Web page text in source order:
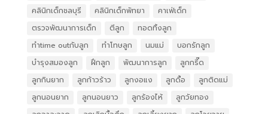
คลินิกเด็กชลบุรี
คลินิกเด็กพัทยา
คาเฟ่เด็ก
ตรวจพัฒนาการเด็ก
ตีลูก
ทอดทิ้งลูก
ทำtime outกับลูก
ทำโทษลูก นมแม่
บอกรักลูก
บำรุงสมองลูก
ฝึกลูก พัฒนาการลูก
ลูกกรี๊ด
ลูกกินยาก
ลูกก้าวร้าว ลูกงอแง ลูกดื้อ
ลูกติดแม่
ลูกนอนยาก
ลูกนอนยาว ลูกร้องไห้
ลูกวัยทอง